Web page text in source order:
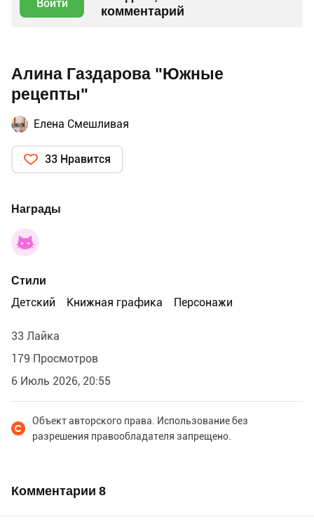
Войти
комментарий
Алина Газдарова "Южные
рецепты"
Елена Смешливая
33 Нравится
Награды
Стили
Детский
Книжная графика Персонажи
33 Лайка
179 Просмотров
6 Июль 2026, 20:55
Объект авторского права. Использование без
разрешения правообладателя запрещено.
Комментарии 8